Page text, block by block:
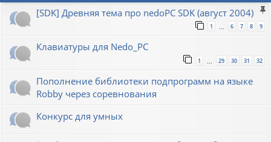
[SDK] Древняя тема про nedoPC SDK (август 2004)
1 … 6 7 8 9
Клавиатуры для Nedo_PC
1 29 30 31 32
Пополнение библиотеки подпрограмм на языке
Robby через соревнования
Конкурс для умных